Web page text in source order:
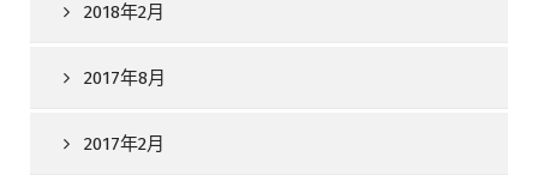
2018年2月
2017年8月
2017年2月